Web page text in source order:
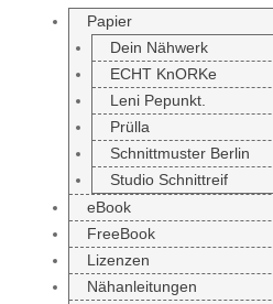
Papier
Dein Nähwerk
ECHT KnORKe
Leni Pepunkt.
Prülla
Schnittmuster Berlin
Studio Schnittreif
eBook
FreeBook
Lizenzen
Nähanleitungen